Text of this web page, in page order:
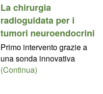
La chirurgia
radioguidata per i
tumori neuroendocrini
Primo intervento grazie a
una sonda innovativa
(Continua)